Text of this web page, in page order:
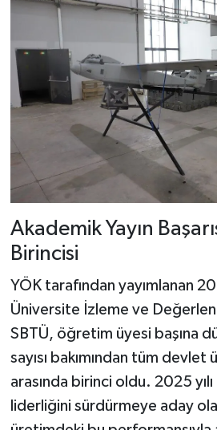
Akademik Yayın
Birincisi
YÖK tarafından yayımlanan
Üniversite İzleme ve
SBTÜ, öğretim üyesi başına
sayısı bakımından tüm
arasında birinci oldu. 2025
liderliğini sürdürmeye aday